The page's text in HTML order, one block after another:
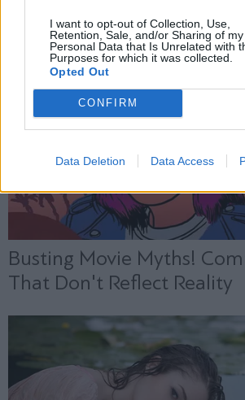
I want to opt-out of Collection, Use,
Retention, Sale, and/or Sharing of my
Personal Data that Is Unrelated with
Purposes for which it was collected.
Opted Out
CONFIRM
Data Deletion Data Access
X